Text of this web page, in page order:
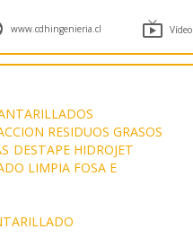
www.cdhingenieria.cl  Vídeo
RESIDUOS GRASOS
DESTAPE HIDROJET
LIMPIA FOSA E